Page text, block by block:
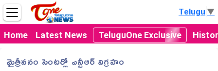
Home Latest News TeluguOne Exclusive
Telugu▼
మైత్రీవనం సెంటర్లో ఎన్టీఆర్ విగ్రహం